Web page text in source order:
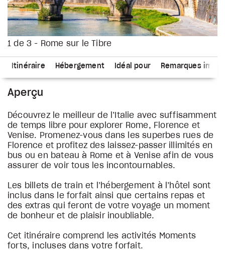
1 de 3 - Rome sur le Tibre
Itinéraire Hébergement Idéal pour Remarques
Aperçu
Découvrez le meilleur de l’Italie avec suffisamment
de temps libre pour explorer Rome, Florence et
Venise. Promenez-vous dans les superbes rues de
Florence et profitez des laissez-passer illimités en
bus ou en bateau à Rome et à Venise afin de vous
assurer de voir tous les incontournables.
Les billets de train et l’hébergement à l’hôtel sont
inclus dans le forfait ainsi que certains repas et
des extras qui feront de votre voyage un moment
de bonheur et de plaisir inoubliable.
Cet itinéraire comprend les activités Moments
forts, incluses dans votre forfait.